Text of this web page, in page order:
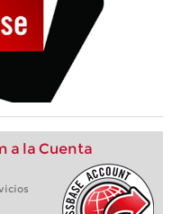
a la Cuenta